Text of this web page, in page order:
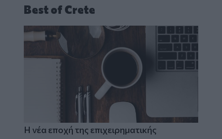
Best of Crete
Η νέα εποχή της επιχειρηματικής